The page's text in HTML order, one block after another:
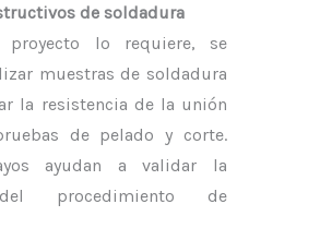
de soldadura
proyecto lo requiere, se
muestras de soldadura
la resistencia de la unión
de pelado y corte.
ayudan a validar la
procedimiento de